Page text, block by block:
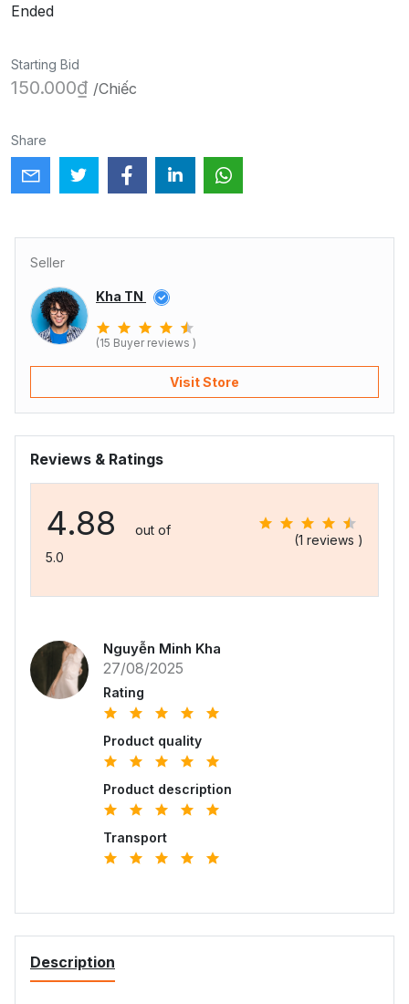
Ended
Starting Bid
150.000₫ /Chiếc
Share
Seller
Kha TN
(15 Buyer reviews )
Visit Store
Reviews & Ratings
4.88
out of
5.0
(1 reviews )
Nguyễn Minh Kha
27/08/2025
Rating
Product quality
Product description
Transport
Description